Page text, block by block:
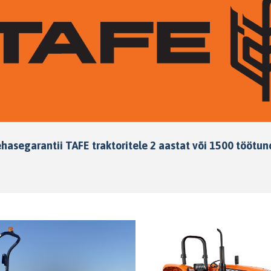
TAFE traktoritele 2 aastat või 1500